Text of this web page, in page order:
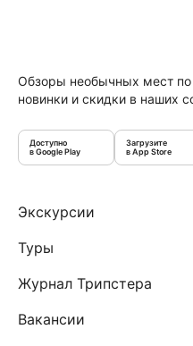
Обзоры необычных мест
новинки и скидки в наших
Доступно
в Google Play
Загрузите
в App Store
Экскурсии
Туры
Журнал Трипстера
Вакансии